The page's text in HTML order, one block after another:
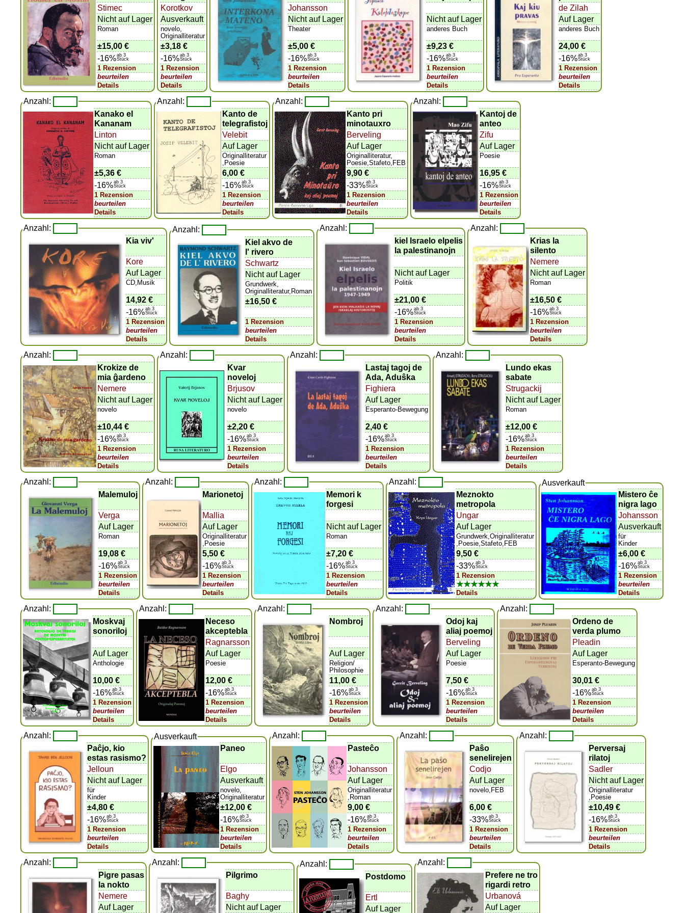
Stimec
Nicht auf Lager
Roman
±15,00 €
-16%ab 3
Stück
1 Rezension
beurteilen
Details
Korotkov
Ausverkauft
novelo,
Originalliteratur
±3,18 €
-16%ab 3
Stück
1 Rezension
beurteilen
Details
Johansson
Nicht auf Lager
Theater
±5,00 €
-16%ab 3
Stück
1 Rezension
beurteilen
Details
Nicht auf Lager
anderes Buch
±9,23 €
-16%ab 3
Stück
1 Rezension
beurteilen
Details
de Zilah
Auf Lager
anderes Buch
24,00 €
-16%ab 3
Stück
1 Rezension
beurteilen
Details
Anzahl:
Kanako el
Kananam
Linton
Nicht auf Lager
Roman
±5,36 €
-16%ab 3
Stück
1 Rezension
beurteilen
Details
Anzahl:
Kanto de
telegrafistoj
Velebit
Auf Lager
Originalliteratur
,Poesie
6,00 €
-16%ab 3
Stück
1 Rezension
beurteilen
Details
Anzahl:
Kanto pri
minotauxro
Berveling
Auf Lager
Originalliteratur,
Poesie,Stafeto,FEB
9,90 €
-33%ab 3
Stück
1 Rezension
beurteilen
Details
Anzahl:
Kantoj de
anteo
Zifu
Auf Lager
Poesie
16,95 €
-16%ab 3
Stück
1 Rezension
beurteilen
Details
Anzahl:
Kia viv'
Kore
Auf Lager
CD,Musik
14,92 €
-16%ab 3
Stück
1 Rezension
beurteilen
Details
Anzahl:
Kiel akvo de
l' rivero
Schwartz
Nicht auf Lager
Grundwerk,
Originalliteratur,Roman
±16,50 €
1 Rezension
beurteilen
Details
Anzahl:
kiel Israelo elpelis
la palestinanojn
Nicht auf Lager
Politik
±21,00 €
-16%ab 3
Stück
1 Rezension
beurteilen
Details
Anzahl:
Krias la
silento
Nemere
Nicht auf Lager
Roman
±16,50 €
-16%ab 3
Stück
1 Rezension
beurteilen
Details
Anzahl:
Krokize de
mia ĝardeno
Nemere
Nicht auf Lager
novelo
±10,44 €
-16%ab 3
Stück
1 Rezension
beurteilen
Details
Anzahl:
Kvar
noveloj
Brjusov
Nicht auf Lager
novelo
±2,20 €
-16%ab 3
Stück
1 Rezension
beurteilen
Details
Anzahl:
Lastaj tagoj de
Ada, Aduŝka
Fighiera
Auf Lager
Esperanto-Bewegung
2,40 €
-16%ab 3
Stück
1 Rezension
beurteilen
Details
Anzahl:
Lundo ekas
sabate
Strugackij
Nicht auf Lager
Roman
±12,00 €
-16%ab 3
Stück
1 Rezension
beurteilen
Details
Anzahl:
Malemuloj
Verga
Auf Lager
Roman
19,08 €
-16%ab 3
Stück
1 Rezension
beurteilen
Details
Anzahl:
Marionetoj
Mallia
Auf Lager
Originalliteratur
,Poesie
5,50 €
-16%ab 3
Stück
1 Rezension
beurteilen
Details
Anzahl:
Memori k
forgesi
Nicht auf Lager
Roman
±7,20 €
-16%ab 3
Stück
1 Rezension
beurteilen
Details
Anzahl:
Meznokto
metropola
Ungar
Auf Lager
Grundwerk,Originalliteratur
,Poesie,Stafeto,FEB
9,50 €
-33%ab 3
Stück
1 Rezension
★★★★★★
Details
Ausverkauft
Mistero ĉe
nigra lago
Johansson
Ausverkauft
für
Kinder
±6,00 €
-16%ab 3
Stück
1 Rezension
beurteilen
Details
Anzahl:
Moskvaj
sonoriloj
Auf Lager
Anthologie
10,00 €
-16%ab 3
Stück
1 Rezension
beurteilen
Details
Anzahl:
Neceso
akceptebla
Ragnarsson
Auf Lager
Poesie
12,00 €
-16%ab 3
Stück
1 Rezension
beurteilen
Details
Anzahl:
Nombroj
Auf Lager
Religion/
Philosophie
11,00 €
-16%ab 3
Stück
1 Rezension
beurteilen
Details
Anzahl:
Odoj kaj
aliaj poemoj
Berveling
Auf Lager
Poesie
7,50 €
-16%ab 3
Stück
1 Rezension
beurteilen
Details
Anzahl:
Ordeno de
verda plumo
Pleadin
Auf Lager
Esperanto-Bewegung
30,01 €
-16%ab 3
Stück
1 Rezension
beurteilen
Details
Anzahl:
Paĉjo, kio
estas rasismo?
Jelloun
Nicht auf Lager
für
Kinder
±4,80 €
-16%ab 3
Stück
1 Rezension
beurteilen
Details
Ausverkauft
Paneo
Elgo
Ausverkauft
novelo,
Originalliteratur
±12,00 €
-16%ab 3
Stück
1 Rezension
beurteilen
Details
Anzahl:
Pasteĉo
Johansson
Auf Lager
Originalliteratur
,Roman
9,00 €
-16%ab 3
Stück
1 Rezension
beurteilen
Details
Anzahl:
Paŝo
senelirejen
Codjo
Auf Lager
novelo,FEB
6,00 €
-33%ab 3
Stück
1 Rezension
beurteilen
Details
Anzahl:
Perversaj
rilatoj
Sadler
Nicht auf Lager
Originalliteratur
,Poesie
±10,49 €
-16%ab 3
Stück
1 Rezension
beurteilen
Details
Anzahl:
Pigre pasas
la nokto
Nemere
Auf Lager
Anzahl:
Pilgrimo
Baghy
Nicht auf Lager
Anzahl:
Postdomo
Ertl
Auf Lager
Anzahl:
Prefere ne tro
rigardi retro
Urbanová
Auf Lager